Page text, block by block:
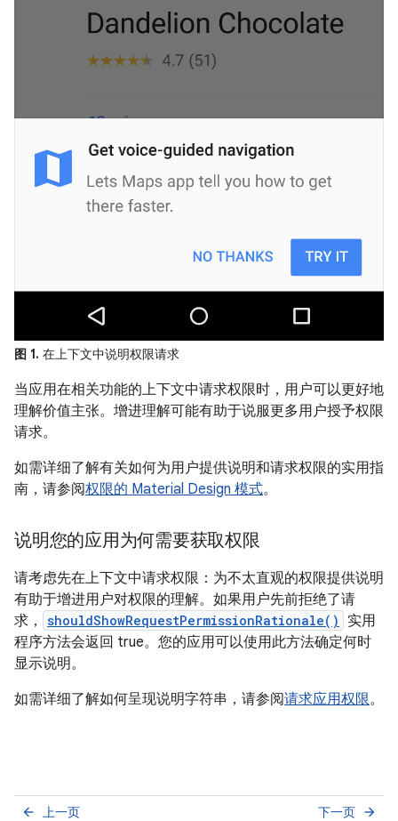
图 1. 在上下文中说明权限请求
当应用在相关功能的上下文中请求权限时，用户可以更好地
理解价值主张。增进理解可能有助于说服更多用户授予权限
请求。
如需详细了解有关如何为用户提供说明和请求权限的实用指
南，请参阅权限的 Material Design 模式。
说明您的应用为何需要获取权限
请考虑先在上下文中请求权限：为不太直观的权限提供说明
有助于增进用户对权限的理解。如果用户先前拒绝了请
求，
shouldShowRequestPermissionRationale()
实用
程序方法会返回 true。您的应用可以使用此方法确定何时
显示说明。
如需详细了解如何呈现说明字符串，请参阅请求应用权限。
上一页
arrow_back 下一页 arrow_forward